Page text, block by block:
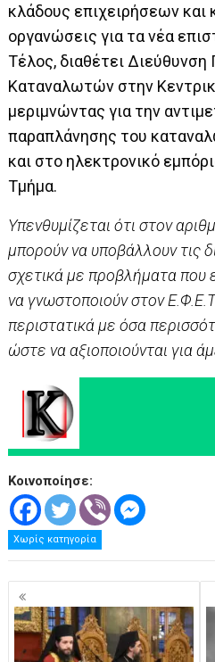
κλάδους επιχειρήσεων και
οργανώσεις για τα νέα
Τέλος, διαθέτει Διεύθυνση
Καταναλωτών στην
μεριμνώντας για την
παραπλάνησης του
και στο ηλεκτρονικό
Τμήμα.
Υπενθυμίζεται ότι στον
μπορούν να υποβάλλουν τις
σχετικά με προβλήματα που
να γνωστοποιούν στον
περιστατικά με όσα
ώστε να αξιοποιούνται για
Κοινοποίησε:
Χωρίς κατηγορία
Πλοήγηση
άρθρων